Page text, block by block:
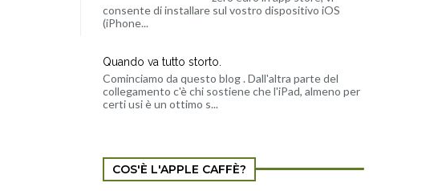
consente di installare sul vostro dispositivo iOS
(iPhone...
Quando va tutto storto.
Cominciamo da questo blog . Dall'altra parte del
collegamento c'è chi sostiene che l'iPad, almeno per
certi usi è un ottimo s...
COS'È L'APPLE CAFFÈ?